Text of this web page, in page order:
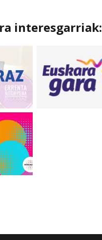
interesgarriak: